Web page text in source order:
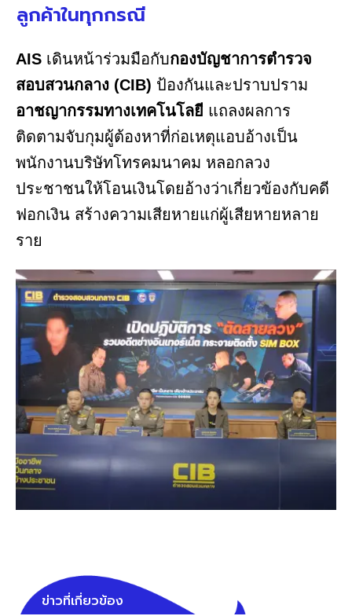
ลูกค้าในทุกกรณี
AIS เดินหน้าร่วมมือกับกองบัญชาการตำรวจ
สอบสวนกลาง (CIB) ป้องกันและปราบปราม
อาชญากรรมทางเทคโนโลยี แถลงผลการ
ติดตามจับกุมผู้ต้องหาที่ก่อเหตุแอบอ้างเป็น
พนักงานบริษัทโทรคมนาคม หลอกลวง
ประชาชนให้โอนเงินโดยอ้างว่าเกี่ยวข้องกับคดี
ฟอกเงิน สร้างความเสียหายแก่ผู้เสียหายหลาย
ราย
ข่าวที่เกี่ยวข้อง